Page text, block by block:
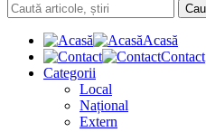
Acasă
Contact
Categorii
Local
Național
Extern